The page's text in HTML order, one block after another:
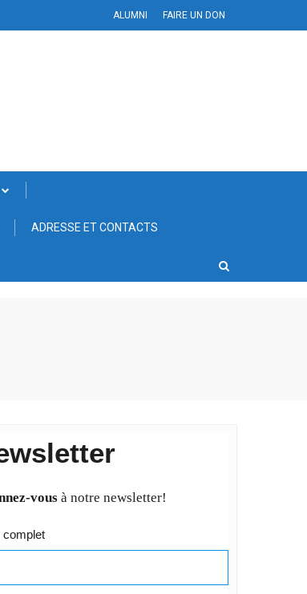
ALUMNI FAIRE UN DON
ADRESSE ET CONTACTS
vousà notre newsletter!
complet